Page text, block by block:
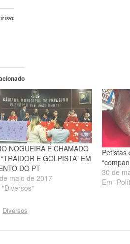
isso:
NOGUEIRA É CHAMADO
E GOLPISTA” EM
DO PT
maio de 2017
"Diversos"
Petistas
30 de
Em
Diversos